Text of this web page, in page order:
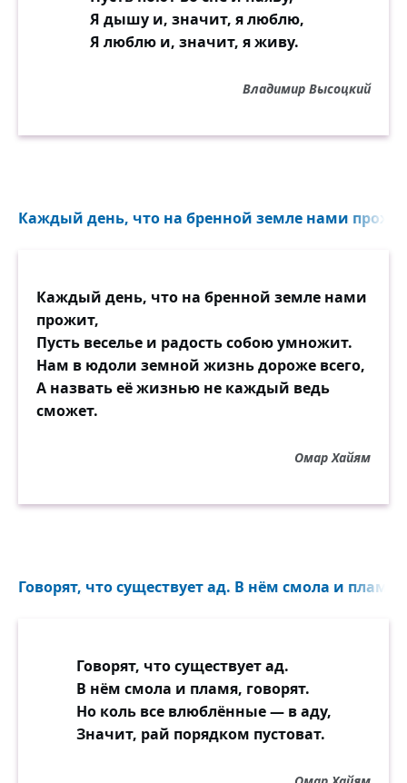
Я дышу и, значит, я люблю,
Я люблю и, значит, я живу.
Владимир Высоцкий
Каждый день, что на бренной земле нами
Каждый день, что на бренной земле нами
прожит,
Пусть веселье и радость собою умножит.
Нам в юдоли земной жизнь дороже всего,
А назвать её жизнью не каждый ведь
сможет.
Омар Хайям
Говорят, что существует ад. В нём смола и пламя,
Говорят, что существует ад.
В нём смола и пламя, говорят.
Но коль все влюблённые — в аду,
Значит, рай порядком пустоват.